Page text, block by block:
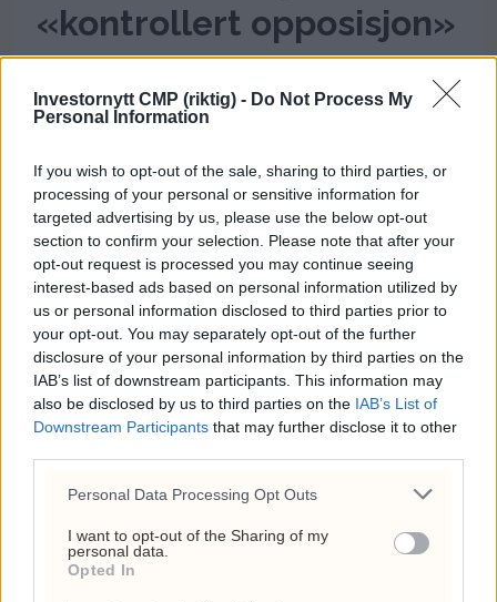
Investornytt CMP (riktig) - Do Not Process My
Personal Information
If you wish to opt-out of the sale, sharing to third parties, or
processing of your personal or sensitive information for
targeted advertising by us, please use the below opt-out
section to confirm your selection. Please note that after your
opt-out request is processed you may continue seeing
interest-based ads based on personal information utilized by
us or personal information disclosed to third parties prior to
your opt-out. You may separately opt-out of the further
disclosure of your personal information by third parties on the
IAB’s list of downstream participants. This information may
also be disclosed by us to third parties on the IAB’s List of
Downstream Participants that may further disclose it to other
Personal Data Processing Opt Outs
I want to opt-out of the Sharing of my
personal data.
Opted In
«kontrollert opposisjon»
går Rupert Lowe til frontalangrep mot
Reform-lederen og kaller ham
høyresidens borgerkrig ende med å
sende Labour-stjernen Andy Burnham
tilbake til Westminster – og kanskje helt til
Downing Street.
ANNONSE
ANNONSE
ANNONSE
ANNONSE
ANNONSE
ANNONSE